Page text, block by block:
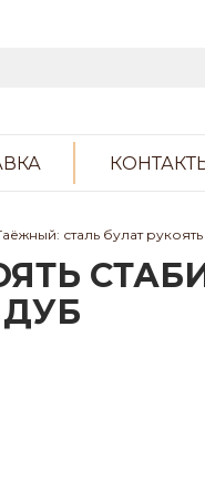
сталь булат
ДУБ